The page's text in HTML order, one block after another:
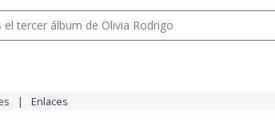
tercer álbum de Olivia Rodrigo
Enlaces